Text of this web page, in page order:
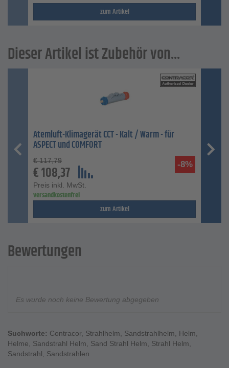
zum Artikel
Dieser Artikel ist Zubehör von...
Atemluft-Klimagerät CCT - Kalt / Warm - für
ASPECT und COMFORT
-8%
€ 117,79
€108,37
Preis inkl. MwSt.
versandkostenfrei
zum Artikel
Bewertungen
Es wurde noch keine Bewertung abgegeben
Suchworte: Contracor, Strahlhelm, Sandstrahlhelm, Helm,
Helme, Sandstrahl Helm, Sand Strahl Helm, Strahl Helm,
Sandstrahl, Sandstrahlen